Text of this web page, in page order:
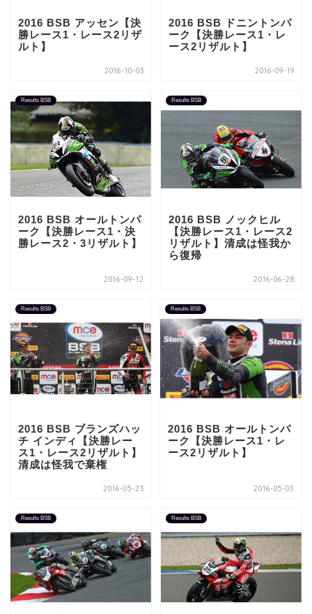
2016 BSB アッセン【決
勝レース1・レース2リザ
ルト】
2016-10-03
2016 BSB ドニントンパ
ーク【決勝レース1・レ
ース2リザルト】
2016-09-19
Results BSB
2016 BSB オールトンパ
ーク【決勝レース1・決
勝レース2・3リザルト】
2016-09-12
Results BSB
2016 BSB ノックヒル
【決勝レース1・レース2
リザルト】清成は怪我か
ら復帰
2016-06-28
Results BSB
2016 BSB ブランズハッ
チ インディ【決勝レー
ス1・レース2リザルト】
清成は怪我で棄権
2016-05-23
Results BSB
2016 BSB オールトンパ
ーク【決勝レース1・レ
ース2リザルト】
2016-05-03
Results BSB Results BSB